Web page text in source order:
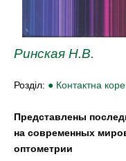
Ринская Н.В.
Розділ: ● Контактна
Представлены
на современных
оптометрии